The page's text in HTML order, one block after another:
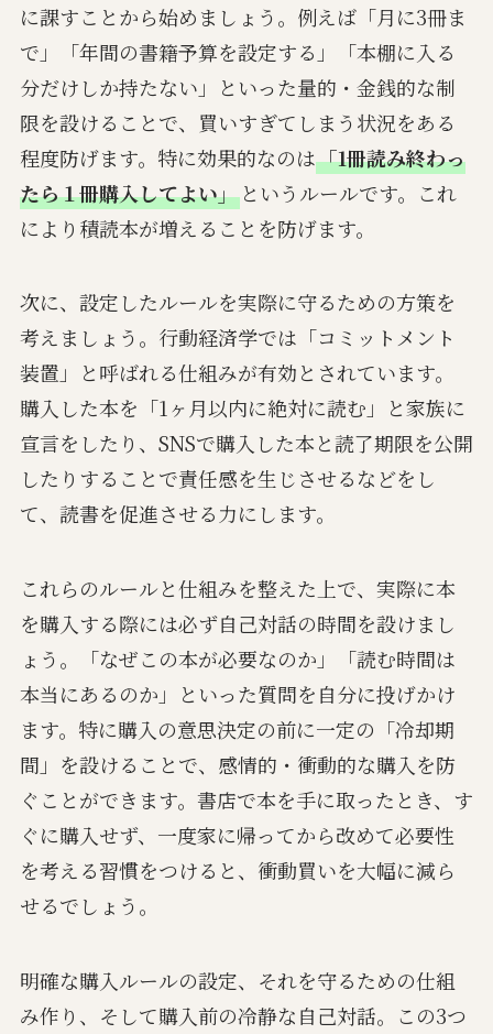
に課すことから始めましょう。例えば「月に3冊ま
で」「年間の書籍予算を設定する」「本棚に入る
分だけしか持たない」といった量的・金銭的な制
限を設けることで、買いすぎてしまう状況をある
程度防げます。特に効果的なのは「1冊読み終わっ
たら１冊購入してよい」というルールです。これ
により積読本が増えることを防げます。
次に、設定したルールを実際に守るための方策を
考えましょう。行動経済学では「コミットメント
装置」と呼ばれる仕組みが有効とされています。
購入した本を「1ヶ月以内に絶対に読む」と家族に
宣言をしたり、SNSで購入した本と読了期限を公開
したりすることで責任感を生じさせるなどをし
て、読書を促進させる力にします。
これらのルールと仕組みを整えた上で、実際に本
を購入する際には必ず自己対話の時間を設けまし
ょう。「なぜこの本が必要なのか」「読む時間は
本当にあるのか」といった質問を自分に投げかけ
ます。特に購入の意思決定の前に一定の「冷却期
間」を設けることで、感情的・衝動的な購入を防
ぐことができます。書店で本を手に取ったとき、す
ぐに購入せず、一度家に帰ってから改めて必要性
を考える習慣をつけると、衝動買いを大幅に減ら
せるでしょう。
明確な購入ルールの設定、それを守るための仕組
み作り、そして購入前の冷静な自己対話。この3つ